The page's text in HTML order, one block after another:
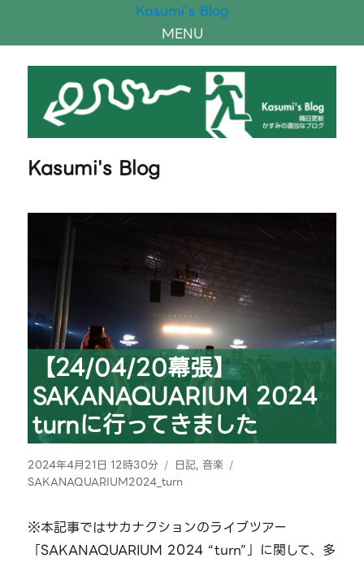
Kasumi's Blog
MENU
Kasumi's Blog
【24/04/20幕張】
SAKANAQUARIUM 2024
turnに行ってきました
投
稿
2024年4月21日 12時30分
カ
テ
ー
日記,音楽
SAKANAQUARIUM2024_turn
※本記事ではサカナクションのライブツアー
「SAKANAQUARIUM 2024 “turn”」に関して、多